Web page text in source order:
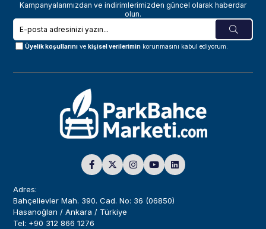
Kampanyalarımızdan ve indirimlerimizden güncel olarak haberdar
olun.
Üyelik koşullarını vekişisel verilerimin korunmasını kabul ediyorum.
Adres:
Bahçelievler Mah. 390. Cad. No: 36 (06850)
Hasanoğlan / Ankara / Türkiye
Tel: +90 312 866 1276